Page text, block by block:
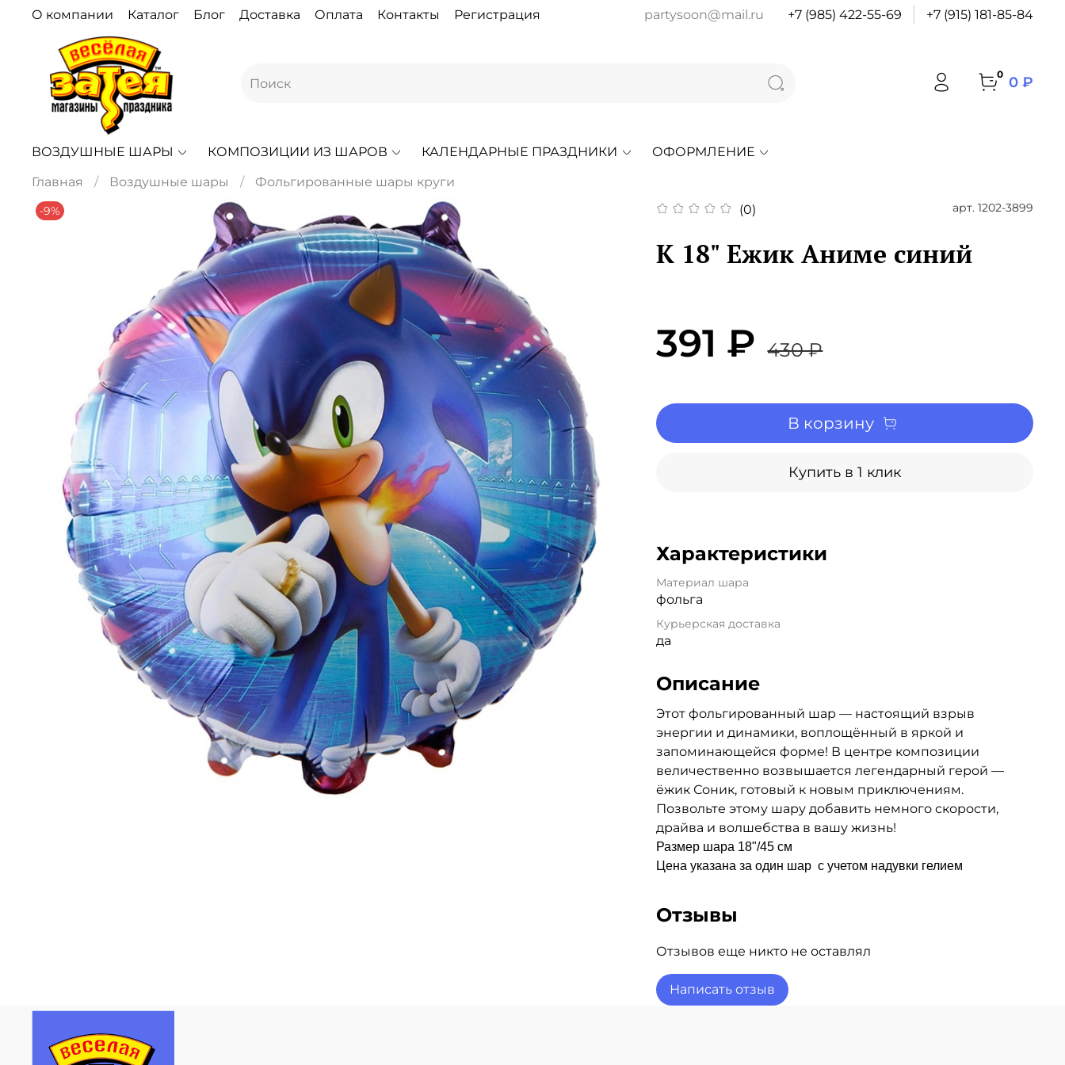
О компании Каталог Блог Доставка Оплата Контакты Регистрация partysoon@mail.ru +7 (985) 422-55-69 +7 (915) 181-85-84
0 0 ₽
ВОЗДУШНЫЕ ШАРЫ КОМПОЗИЦИИ ИЗ ШАРОВ КАЛЕНДАРНЫЕ ПРАЗДНИКИ
ОФОРМЛЕНИЕ
Главная
Воздушные шары Фольгированные шары круги
-9% (0) арт. 1202-3899
К 18" Ежик Аниме синий
391 ₽ 430 ₽
В корзину
Купить в 1 клик
Характеристики
Материал шара
фольга
Курьерская доставка
да
Описание
Этот фольгированный шар — настоящий взрыв
энергии и динамики, воплощённый в яркой и
запоминающейся форме! В центре композиции
величественно возвышается легендарный герой —
ёжик Соник, готовый к новым приключениям.
Позвольте этому шару добавить немного скорости,
драйва и волшебства в вашу жизнь!
Размер шара 18"/45 см
Цена указана за один шар с учетом надувки гелием
Отзывы
Отзывов еще никто не оставлял
Написать отзыв